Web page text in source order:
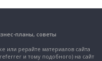
планы, советы
или рерайте материалов сайта
и тому подобного) на сайт